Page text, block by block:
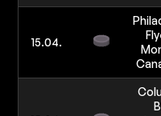
15.04.